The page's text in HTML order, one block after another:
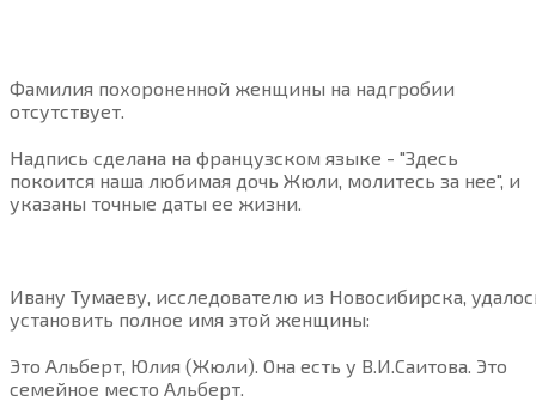
Фамилия похороненной женщины на надгробии
отсутствует.
Надпись сделана на французском языке - "Здесь
покоится наша любимая дочь Жюли, молитесь за нее", и
указаны точные даты ее жизни.
Ивану Тумаеву, исследователю из Новосибирска,
установить полное имя этой женщины:
Это Альберт, Юлия (Жюли). Она есть у В.И.Саитова. Это
семейное место Альберт.